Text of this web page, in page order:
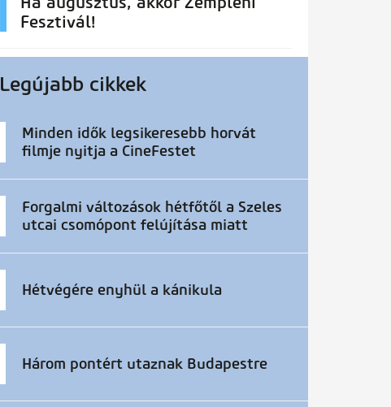
Fesztivál!
Legújabb cikkek
Minden idők legsikeresebb horvát
filmje nyitja a CineFestet
Forgalmi változások hétfőtől a Szeles
utcai csomópont felújítása miatt
Hétvégére enyhül a kánikula
Három pontért utaznak Budapestre